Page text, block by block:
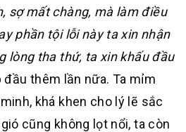
sợ mất chàng, mà làm điều
phần tội lỗi này ta xin nhận
lòng tha thứ, ta xin khấu đầu
đầu thêm lần nữa. Ta mỉm
khá khen cho lý lẽ sắc
cũng không lọt nổi, ta còn